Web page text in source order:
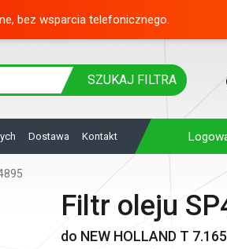
bez wsparcia telefonicznego.
SZUKAJ FILTRA
Dostawa Kontakt
Filtr oleju
do NEW HOLLAND T